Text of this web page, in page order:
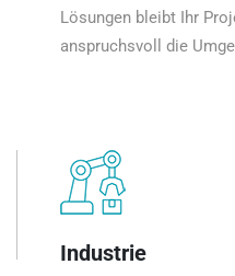
Lösungen bleibt Ihr
anspruchsvoll die
Industrie